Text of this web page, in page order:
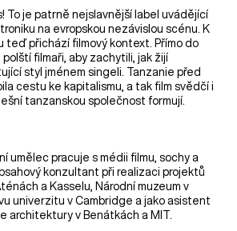
To je patrně nejslavnější label uvádějící
na evropskou nezávislou scénu. K
teď přichází filmový kontext. Přímo do
polští filmaři, aby zachytili, jak žijí
styl jménem singeli. Tanzanie před
cestu ke kapitalismu, a tak film svědčí i
tanzanskou společnost formují.
umělec pracuje s médii filmu, sochy a
konzultant při realizaci projektů
a Kasselu, Národní muzeum v
univerzitu v Cambridge a jako asistent
architektury v Benátkách a MIT.